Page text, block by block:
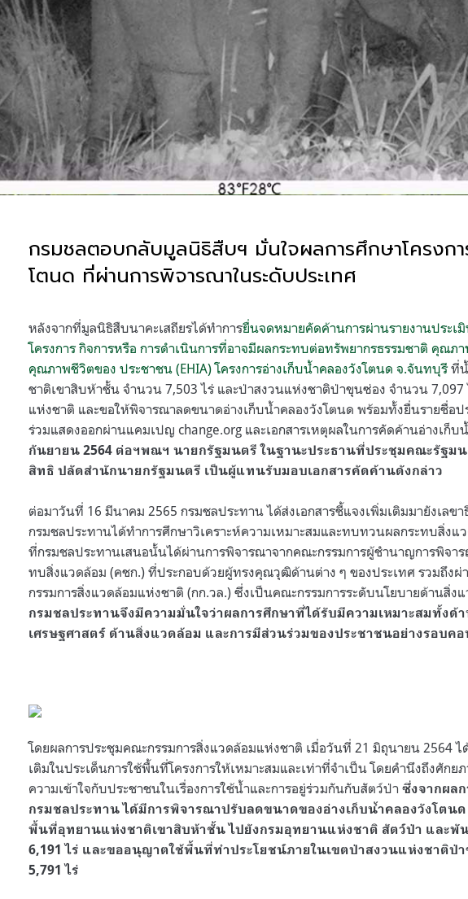
กรมชลตอบกลับมูลนิธิสืบฯ มั่นใจผลการศึกษาโครงก
โตนด ที่ผ่านการพิจารณาในระดับประเทศ
หลังจากที่มูลนิธิสืบนาคะเสถียรได้ทำการยื่นจดหมายคัดค้านการผ่านรายงานประเ
โครงการ กิจการหรือ การดำเนินการที่อาจมีผลกระทบต่อทรัพยากรธรรมชาติ คุณภ
คุณภาพชีวิตของ ประชาชน (EHIA) โครงการอ่างเก็บน้ำคลองวังโตนด จ.จันทบุรี ที่
ชาติเขาสิบห้าชั้น จำนวน 7,503 ไร่ และป่าสงวนแห่งชาติป่าขุนซ่อง จำนวน 7,097
แห่งชาติ และขอให้พิจารณาลดขนาดอ่างเก็บน้ำคลองวังโตนด พร้อมทั้งยื่นรายชื่อป
ร่วมแสดงออกผ่านแคมเปญ change.org และเอกสารเหตุผลในการคัดค้านอ่างเก็บ
กันยายน 2564 ต่อฯพณฯ นายกรัฐมนตรี ในฐานะประธานที่ประชุมคณะรัฐม
สิทธิ ปลัดสำนักนายกรัฐมนตรี เป็นผู้แทนรับมอบเอกสารคัดค้านดังกล่าว
ต่อมาวันที่ 16 มีนาคม 2565 กรมชลประทาน ได้ส่งเอกสารชี้แจงเพิ่มเติมมายังเลข
กรมชลประทานได้ทำการศึกษาวิเคราะห์ความเหมาะสมและทบทวนผลกระทบสิ่งแ
ที่กรมชลประทานเสนอนั้นได้ผ่านการพิจารณาจากคณะกรรมการผู้ชำนาญการพิจาร
ทบสิ่งแวดล้อม (คชก.) ที่ประกอบด้วยผู้ทรงคุณวุฒิด้านต่าง ๆ ของประเทศ รวมถึงผ่
กรรมการสิ่งแวดล้อมแห่งชาติ (กก.วล.) ซึ่งเป็นคณะกรรมการระดับนโยบายด้านสิ่ง
กรมชลประทานจึงมีความมั่นใจว่าผลการศึกษาที่ได้รับมีความเหมาะสมทั้งด้
เศรษฐศาสตร์ ด้านสิ่งแวดล้อม และการมีส่วนร่วมของประชาชนอย่างรอบค
โดยผลการประชุมคณะกรรมการสิ่งแวดล้อมแห่งชาติ เมื่อวันที่ 21 มิถุนายน 2564
เติมในประเด็นการใช้พื้นที่โครงการให้เหมาะสมและเท่าที่จำเป็น โดยคำนึงถึงศัก
ความเข้าใจกับประชาชนในเรื่องการใช้น้ำและการอยู่ร่วมกันกับสัตว์ป่า ซึ่งจากผล
กรมชลประทาน ได้มีการพิจารณาปรับลดขนาดของอ่างเก็บน้ำคลองวังโตน
พื้นที่อุทยานแห่งชาติเขาสิบห้าชั้น ไปยังกรมอุทยานแห่งชาติ สัตว์ป่า และพัน
6,191 ไร่ และขออนุญาตใช้พื้นที่ทำประโยชน์ภายในเขตป่าสงวนแห่งชาติป่า
5,791 ไร่